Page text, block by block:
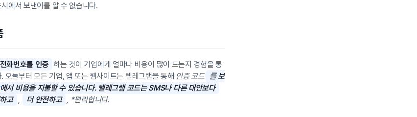
에서 보낸이를 알 수 없습니다.
전화번호를 인증 하는 것이 기업에게 얼마나 비용이 많이 드는지 경험을 통
오늘부터 모든 기업, 앱 또는 웹사이트는 텔레그램을 통해 인증 코드 를 보
에서 비용을 지불할 수 있습니다. 텔레그램 코드는 SMS나 다른 대안보다
고 , 더 안전하고 , *편리합니다.